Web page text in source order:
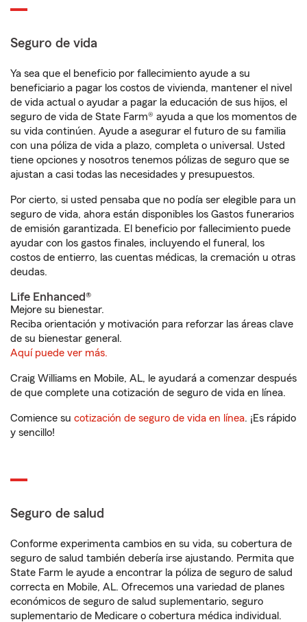
Seguro de vida
Ya sea que el beneficio por fallecimiento ayude a su
beneficiario a pagar los costos de vivienda, mantener el nivel
de vida actual o ayudar a pagar la educación de sus hijos, el
seguro de vida de State Farm® ayuda a que los momentos de
su vida continúen. Ayude a asegurar el futuro de su familia
con una póliza de vida a plazo, completa o universal. Usted
tiene opciones y nosotros tenemos pólizas de seguro que se
ajustan a casi todas las necesidades y presupuestos.
Por cierto, si usted pensaba que no podía ser elegible para un
seguro de vida, ahora están disponibles los Gastos funerarios
de emisión garantizada. El beneficio por fallecimiento puede
ayudar con los gastos finales, incluyendo el funeral, los
costos de entierro, las cuentas médicas, la cremación u otras
deudas.
Life Enhanced®
Mejore su bienestar.
Reciba orientación y motivación para reforzar las áreas clave
de su bienestar general.
Aquí puede ver más.
Craig Williams en Mobile, AL, le ayudará a comenzar después
de que complete una cotización de seguro de vida en línea.
Comience su cotización de seguro de vida en línea. ¡Es rápido
y sencillo!
Seguro de salud
Conforme experimenta cambios en su vida, su cobertura de
seguro de salud también debería irse ajustando. Permita que
State Farm le ayude a encontrar la póliza de seguro de salud
correcta en Mobile, AL. Ofrecemos una variedad de planes
económicos de seguro de salud suplementario, seguro
suplementario de Medicare o cobertura médica individual.